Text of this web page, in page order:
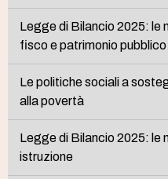
Legge di Bilancio 2025: le
fisco e patrimonio pubblico
Le politiche sociali a
alla povertà
Legge di Bilancio 2025: le
istruzione